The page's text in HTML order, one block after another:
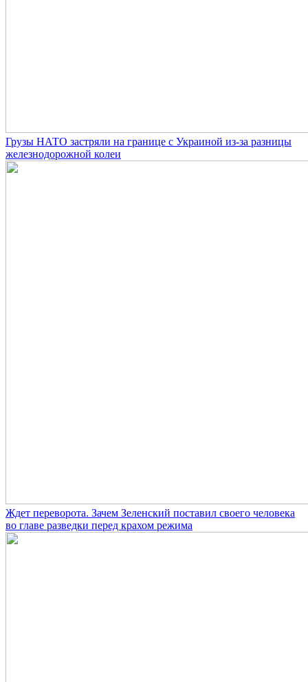
Грузы НАТО застряли на границе с Украиной из-за разницы
железнодорожной колеи
Ждет переворота. Зачем Зеленский поставил своего человека
во главе разведки перед крахом режима